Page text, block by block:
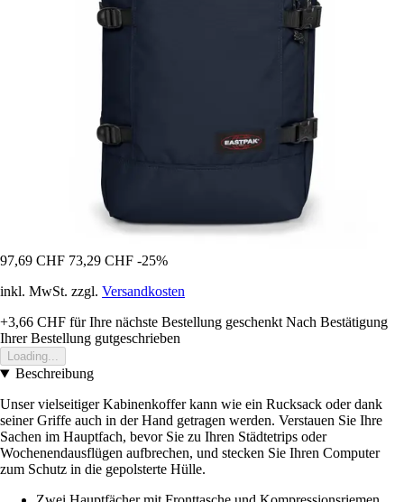
97,69 CHF 73,29 CHF -25%
inkl. MwSt. zzgl. Versandkosten
+3,66 CHF für Ihre nächste Bestellung geschenkt Nach Bestätigung
Ihrer Bestellung gutgeschrieben
Loading...
Beschreibung
Unser vielseitiger Kabinenkoffer kann wie ein Rucksack oder dank
seiner Griffe auch in der Hand getragen werden. Verstauen Sie Ihre
Sachen im Hauptfach, bevor Sie zu Ihren Städtetrips oder
Wochenendausflügen aufbrechen, und stecken Sie Ihren Computer
zum Schutz in die gepolsterte Hülle.